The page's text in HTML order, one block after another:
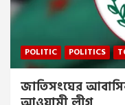
POLITIC POLITICS
জাতিসংঘের